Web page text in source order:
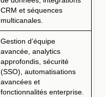
CRM et séquences
multicanales.
Gestion d’équipe
avancée, analytics
approfondis, sécurité
(SSO), automatisations
avancées et
fonctionnalités enterprise.